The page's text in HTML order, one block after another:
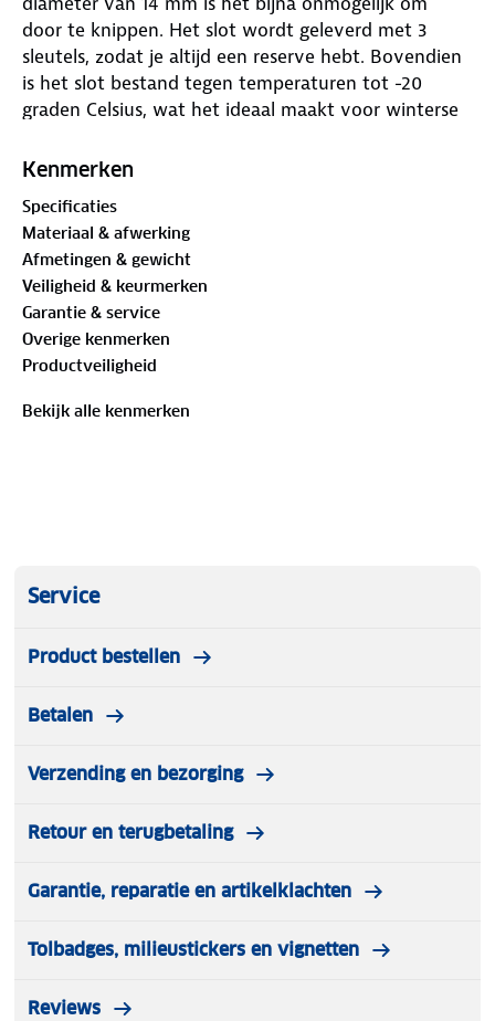
door te knippen. Het slot wordt geleverd met 3
sleutels, zodat je altijd een reserve hebt. Bovendien
is het slot bestand tegen temperaturen tot -20
graden Celsius, wat het ideaal maakt voor winterse
beugelslot van BLACK+DECKER. Dit beugelslot is te
Specificaties BLACK+DECKER beugelslot
Afmetingen: 25 CM ⌀ 14 MM
Beugelslot te gebruiken als fietsslot, motorslot of
scooterslot
Kenmerken
Specificaties
Materiaal & afwerking
Afmetingen & gewicht
Veiligheid & keurmerken
Garantie & service
Overige kenmerken
Productveiligheid
Bekijk alle kenmerken
Service
Product bestellen
Betalen
Verzending en bezorging
Retour en terugbetaling
Garantie, reparatie en artikelklachten
Tolbadges, milieustickers en vignetten
Reviews